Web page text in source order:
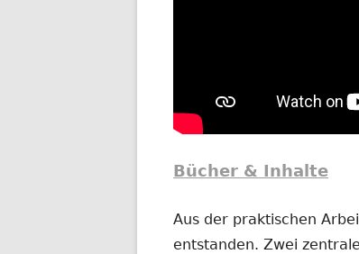
Bücher & Inhalte
Aus der praktischen
entstanden. Zwei